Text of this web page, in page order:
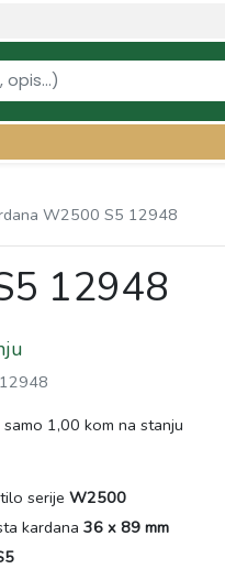
W2500 S5 12948
12948
12948
1,00 kom na stanju
serije W2500
kardana 36 x 89 mm